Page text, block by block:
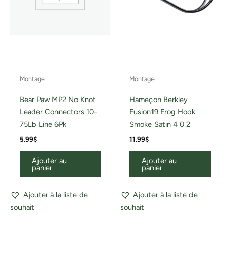
Montage
Bear Paw MP2 No Knot
Leader Connectors 10-
75Lb Line 6Pk
5.99$
Ajouter au
panier
Ajouter à la liste de
souhait
Montage
Hameçon Berkley
Fusion19 Frog Hook
Smoke Satin 4 0 2
11.99$
Ajouter au
panier
Ajouter à la liste de
souhait